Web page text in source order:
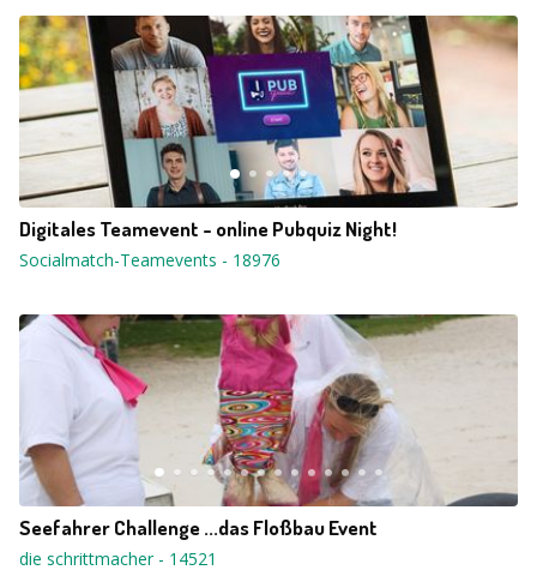
Digitales Teamevent - online Pubquiz Night!
Socialmatch-Teamevents - 18976
Seefahrer Challenge ...das Floßbau Event
die schrittmacher- 14521